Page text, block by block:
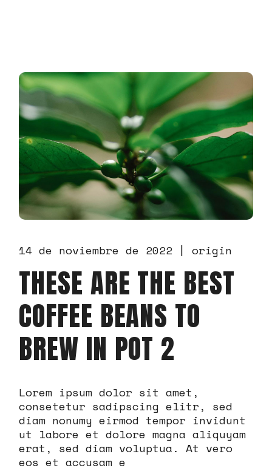
14 de noviembre de 2022 origin
THESE ARE THE BEST
COFFEE BEANS TO
BREW IN POT 2
Lorem ipsum dolor sit amet,
consetetur sadipscing elitr, sed
diam nonumy eirmod tempor invidunt
ut labore et dolore magna aliquyam
erat, sed diam voluptua. At vero
eos et accusam e